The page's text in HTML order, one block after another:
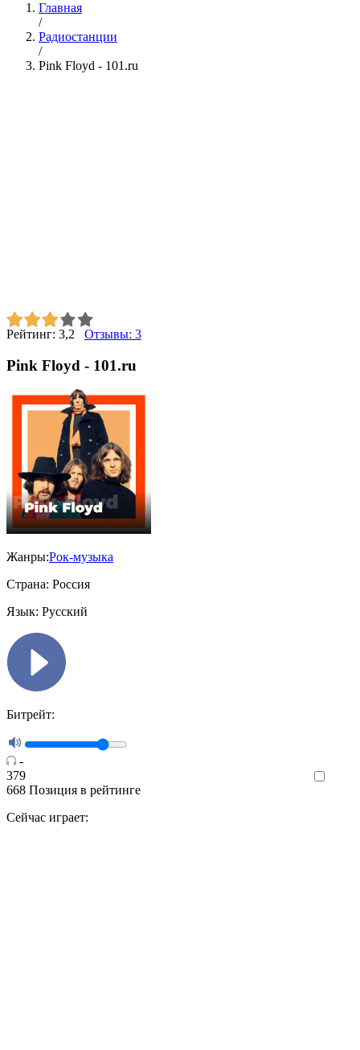
Главная
/
Радиостанции
/
Pink Floyd - 101.ru
Рейтинг: 3,2 Отзывы: 3
Pink Floyd - 101.ru
Жанры:Рок-музыка
Страна: Россия
Язык: Русский
Битрейт:
-
379
668 Позиция в рейтинге
Сейчас играет: